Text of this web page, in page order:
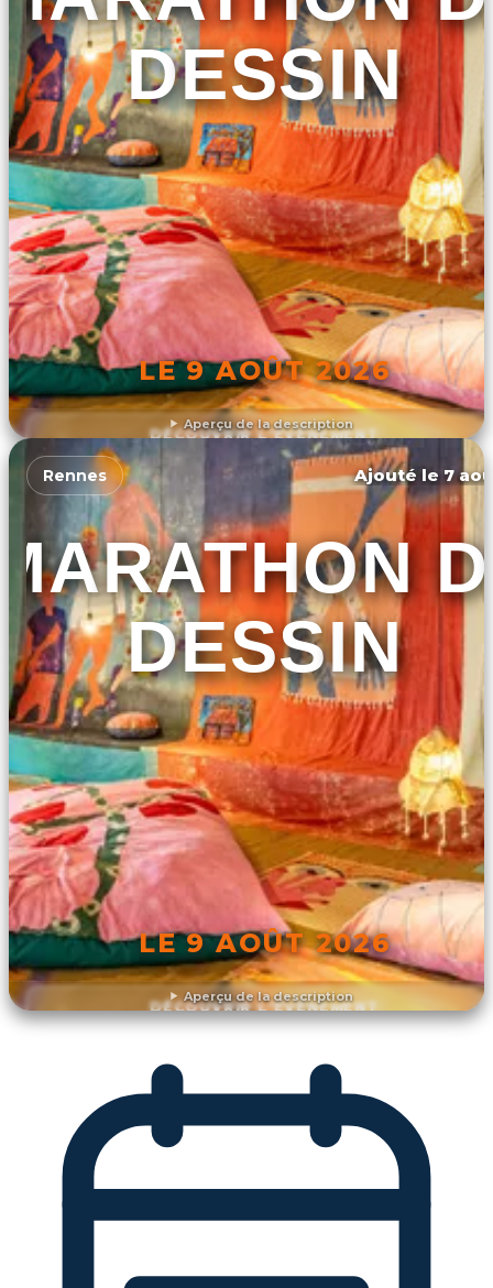
Aperçu de la description
DESSIN
LE 9 AOÛT 2026
DÉCOUVRIR L'ÉVÉNEMENT
Aperçu de la description
Rennes Ajouté le 7
DESSIN
LE 9 AOÛT 2026
DÉCOUVRIR L'ÉVÉNEMENT